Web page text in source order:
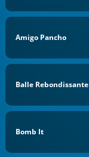
Amigo Pancho
Balle Rebondissante
Bomb It